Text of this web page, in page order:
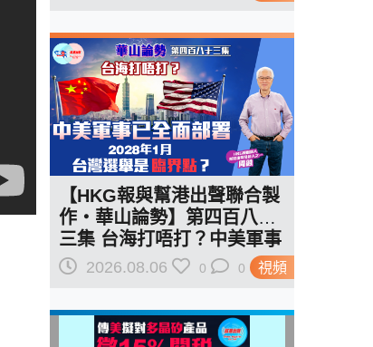
視頻
【HKG報與幫港出聲聯合製
作‧華山論勢】第四百八十
三集 台海打唔打？中美軍事
已全面部署 2028年1月台灣
2026.08.06 0 0